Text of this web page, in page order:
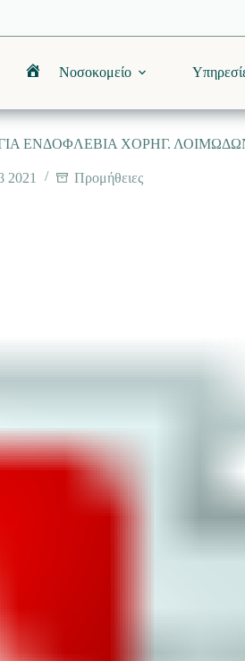
ΑρχικήΝοσοκομείο
ΕΝΔΟΦΛΕΒΙΑ ΧΟΡΗΓ.
2021 Προμήθειες